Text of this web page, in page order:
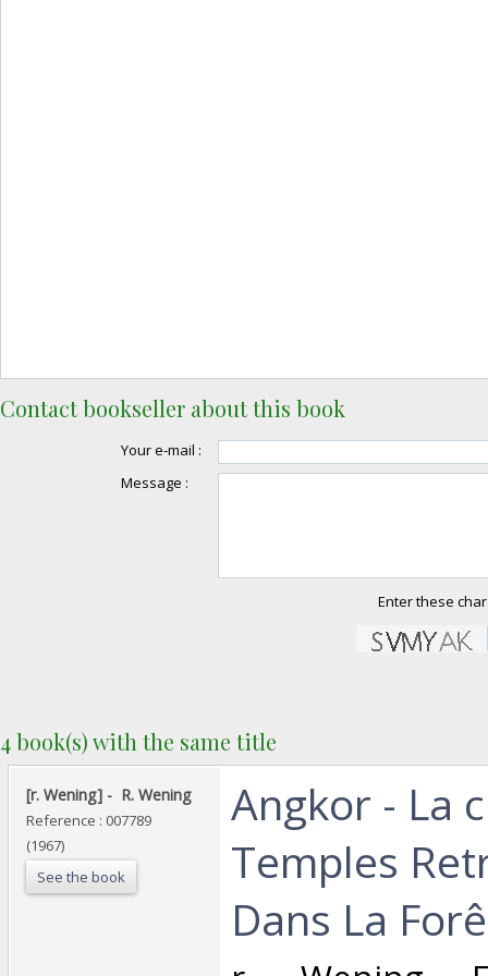
Contact bookseller about this book
Your e-mail :
Message :
Enter these
4 book(s) with the same title
‎[r. Wening] - ‎ ‎R. Wening‎
Reference : 007789
(1967)
See the book
‎Angkor - La
Temples
Dans La